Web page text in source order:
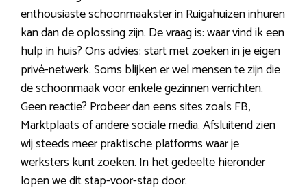
enthousiaste schoonmaakster in Ruigahuizen inhuren
kan dan de oplossing zijn. De vraag is: waar vind ik een
hulp in huis? Ons advies: start met zoeken in je eigen
privé-netwerk. Soms blijken er wel mensen te zijn die
de schoonmaak voor enkele gezinnen verrichten.
Geen reactie? Probeer dan eens sites zoals FB,
Marktplaats of andere sociale media. Afsluitend zien
wij steeds meer praktische platforms waar je
werksters kunt zoeken. In het gedeelte hieronder
lopen we dit stap-voor-stap door.